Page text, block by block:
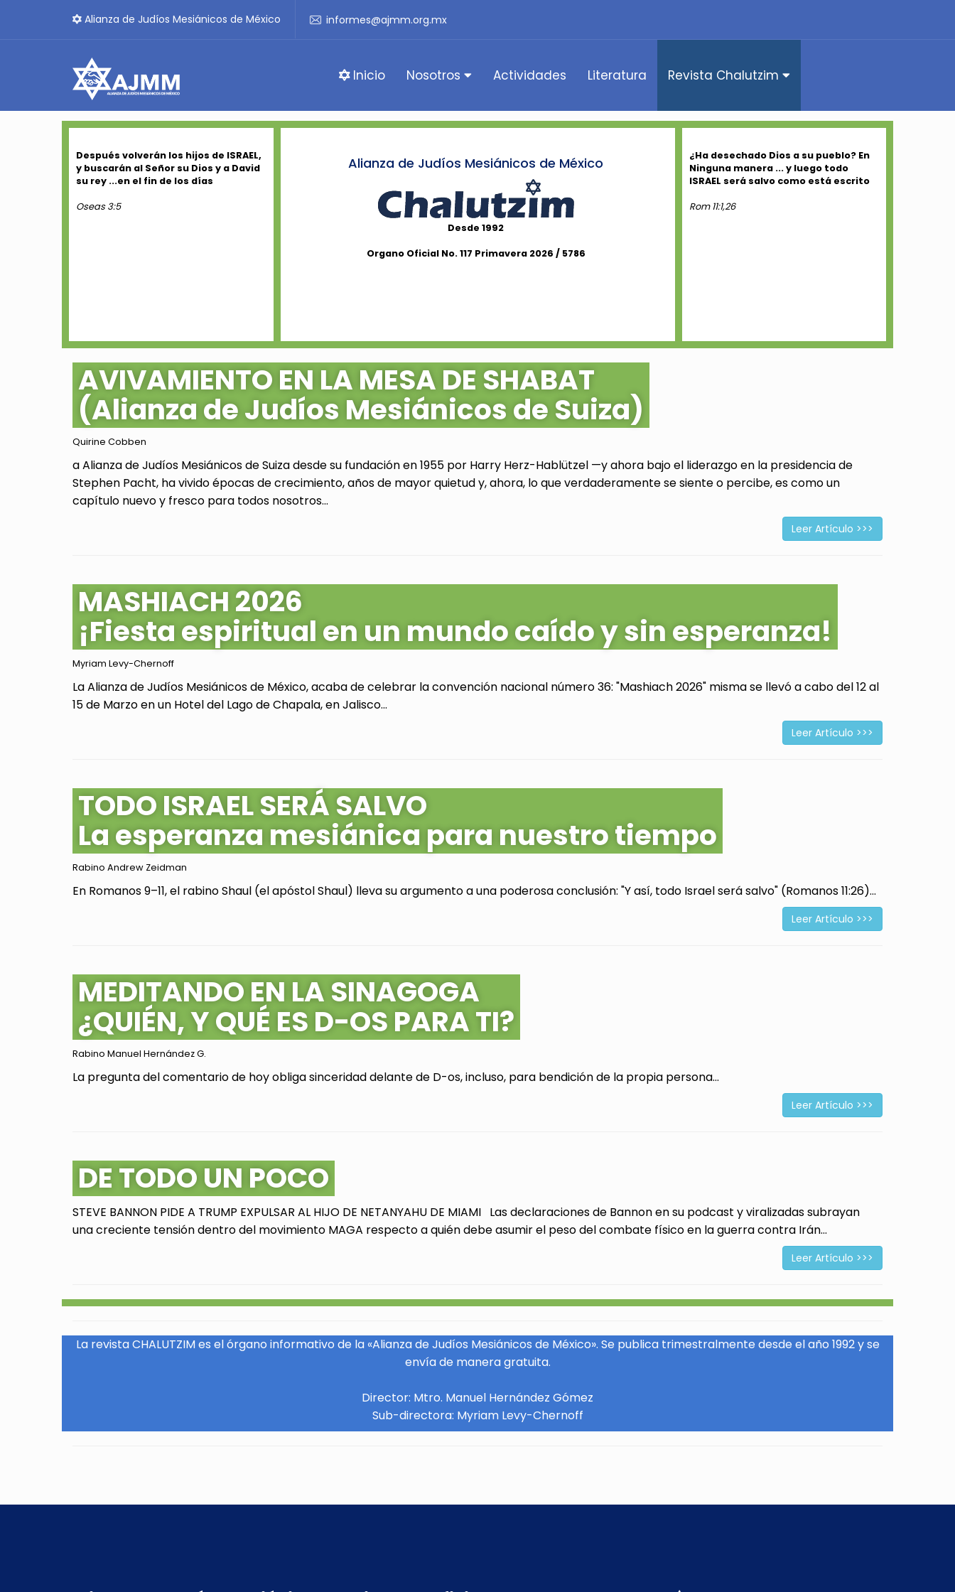
Alianza de Judíos Mesiánicos de México informes@ajmm.org.mx
Inicio Nosotros Actividades Literatura Revista Chalutzim
Después volverán los hijos de ISRAEL,
y buscarán al Señor su Dios y a David
su rey ...en el fin de los días
Oseas 3:5
Alianza de Judíos Mesiánicos de México
Desde 1992
Organo Oficial No. 117 Primavera 2026 / 5786
¿Ha desechado Dios a su pueblo? En
Ninguna manera ... y luego todo
ISRAEL será salvo como está escrito
Rom 11:1,26
AVIVAMIENTO EN LA MESA DE SHABAT
(Alianza de Judíos Mesiánicos de Suiza)
Quirine Cobben
a Alianza de Judíos Mesiánicos de Suiza desde su fundación en 1955 por Harry Herz-Hablützel —y ahora bajo el liderazgo en la presidencia de
Stephen Pacht, ha vivido épocas de crecimiento, años de mayor quietud y, ahora, lo que verdaderamente se siente o percibe, es como un
capítulo nuevo y fresco para todos nosotros...
Leer Artículo >>>
MASHIACH 2026
¡Fiesta espiritual en un mundo caído y sin esperanza!
Myriam Levy-Chernoff
La Alianza de Judíos Mesiánicos de México, acaba de celebrar la convención nacional número 36: "Mashiach 2026" misma se llevó a cabo del 12 al
15 de Marzo en un Hotel del Lago de Chapala, en Jalisco...
Leer Artículo >>>
TODO ISRAEL SERÁ SALVO
La esperanza mesiánica para nuestro tiempo
Rabino Andrew Zeidman
En Romanos 9–11, el rabino Shaul (el apóstol Shaul) lleva su argumento a una poderosa conclusión: "Y así, todo Israel será salvo" (Romanos 11:26)...
Leer Artículo >>>
MEDITANDO EN LA SINAGOGA
¿QUIÉN, Y QUÉ ES D-OS PARA TI?
Rabino Manuel Hernández G.
La pregunta del comentario de hoy obliga sinceridad delante de D-os, incluso, para bendición de la propia persona...
Leer Artículo >>>
DE TODO UN POCO
STEVE BANNON PIDE A TRUMP EXPULSAR AL HIJO DE NETANYAHU DE MIAMI Las declaraciones de Bannon en su podcast y viralizadas subrayan
una creciente tensión dentro del movimiento MAGA respecto a quién debe asumir el peso del combate físico en la guerra contra Irán...
Leer Artículo >>>
La revista CHALUTZIM es el órgano informativo de la «Alianza de Judíos Mesiánicos de México». Se publica trimestralmente desde el año 1992 y se
envía de manera gratuita.
Director: Mtro. Manuel Hernández Gómez
Sub-directora: Myriam Levy-Chernoff